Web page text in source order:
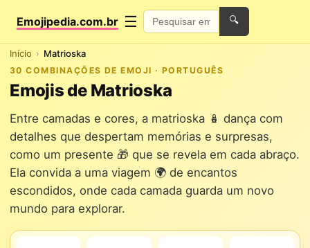
Emojipedia.com.br ☰ 🔍
Início Matrioska
30 COMBINAÇÕES DE EMOJI · PORTUGUÊS
Emojis de Matrioska
Entre camadas e cores, a matrioska 🪆 dança com
detalhes que despertam memórias e surpresas,
como um presente 🎁 que se revela em cada abraço.
Ela convida a uma viagem 🌍 de encantos
escondidos, onde cada camada guarda um novo
mundo para explorar.